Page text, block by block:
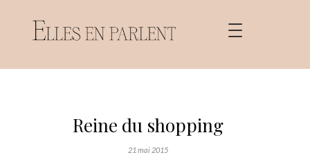
Reine du shopping
21 mai 2015